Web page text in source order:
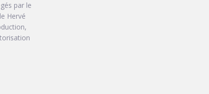
par le
Hervé